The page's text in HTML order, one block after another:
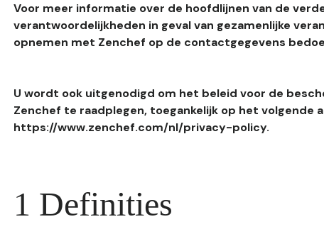
Voor meer informatie over de hoofdlijnen van de
verantwoordelijkheden in geval van gezamenlijke
opnemen met Zenchef op de contactgegevens
U wordt ook uitgenodigd om het beleid voor de
Zenchef te raadplegen, toegankelijk op het volgende
https://www.zenchef.com/nl/privacy-policy.
1 Definities